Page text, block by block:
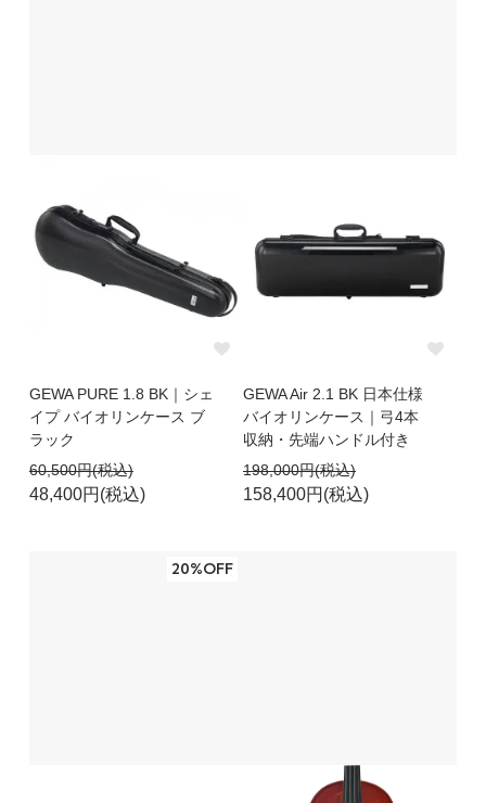
GEWA PURE 1.8 BK｜シェ
イプ バイオリンケース ブ
ラック
60,500円(税込)
48,400円(税込)
GEWA Air 2.1 BK 日本仕様
バイオリンケース｜弓4本
収納・先端ハンドル付き
198,000円(税込)
158,400円(税込)
20%OFF